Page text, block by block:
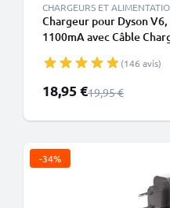
CHARGEURS ET
Chargeur pour Dyson
1100mA avec Câble
(146 avis)
Prix spécial
18,95 €Prix normal
19,95 €
-34%